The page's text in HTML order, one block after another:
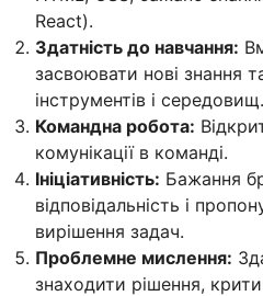
React).
Здатність до навчання:
засвоювати нові знання
інструментів і середовищ.
Командна робота:
комунікації в команді.
Ініціативність: Бажання
відповідальність і
вирішення задач.
Проблемне мислення:
знаходити рішення,